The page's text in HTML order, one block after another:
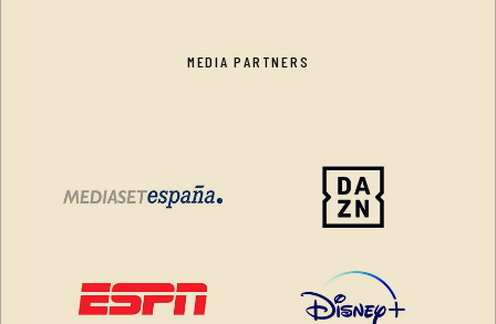
MEDIA PARTNERS